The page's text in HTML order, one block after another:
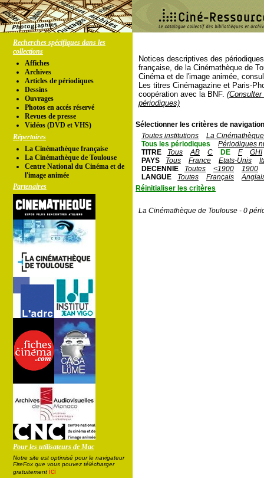
Recherches spécifiques dans les
collections
Affiches
Archives
Articles de périodiques
Dessins
Ouvrages
Photos en accés réservé
Revues de presse
Vidéos (DVD et VHS)
Répertoires
La Cinémathèque française
La Cinémathèque de Toulouse
Centre National du Cinéma et de
l'image animée
Partenaires
Pour les utilisateurs de Mac
Notre site est optimisé pour le navigateur
FireFox que vous pouvez télécharger
gratuitement ici
Notices descriptives des
française, de la Cinémathèque de
Cinéma et de l'image animée,
Les titres Cinémagazine et Paris-
coopération avec la BNF.
périodiques)
Sélectionner les critères de
Toutes institutions
La
Tous les périodiques
Périodiques
TITRE
Tous AB C DE F
GHI
PAYS
Tous France Etats-Unis
DECENNIE
Toutes <1900
1900
LANGUE
Toutes Français
Réinitialiser les critères
La Cinémathèque de Toulouse - 0